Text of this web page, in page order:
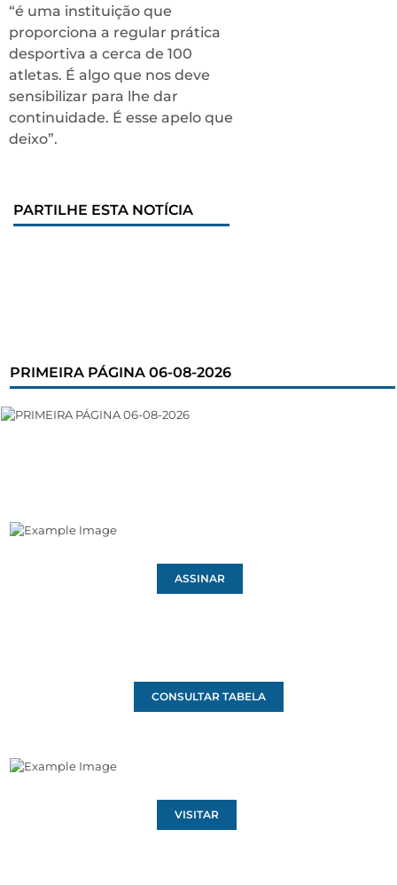
“é uma instituição que
proporciona a regular prática
desportiva a cerca de 100
atletas. É algo que nos deve
sensibilizar para lhe dar
continuidade. É esse apelo que
deixo”.
PARTILHE ESTA NOTÍCIA
PRIMEIRA PÁGINA 06-08-2026
ASSINAR
CONSULTAR TABELA
VISITAR